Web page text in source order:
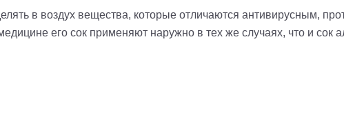
в воздух вещества, которые отличаются антивирусным,
его сок применяют наружно в тех же случаях, что и сок